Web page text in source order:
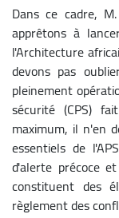
Dans ce cadre,
apprêtons à
l'Architecture
devons pas
pleinement
sécurité (CPS)
maximum, il n'en
essentiels de
d'alerte précoce
constituent des
règlement des